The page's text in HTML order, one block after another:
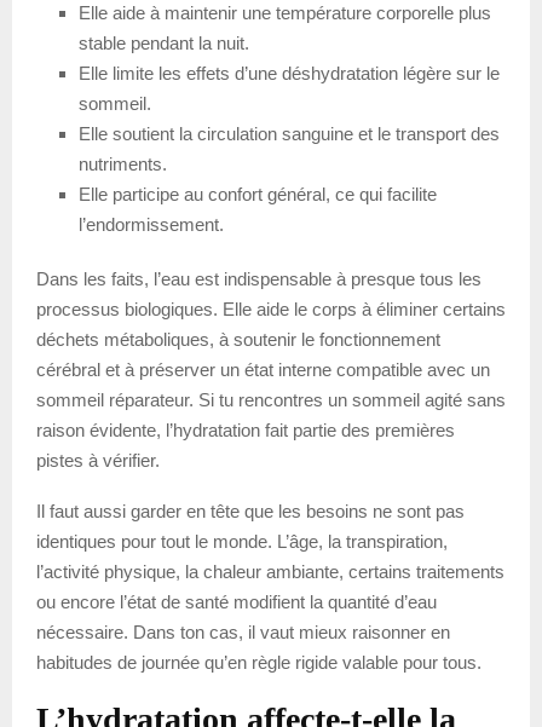
Elle aide à maintenir une température corporelle plus
stable pendant la nuit.
Elle limite les effets d’une déshydratation légère sur le
sommeil.
Elle soutient la circulation sanguine et le transport des
nutriments.
Elle participe au confort général, ce qui facilite
l’endormissement.
Dans les faits, l’eau est indispensable à presque tous les
processus biologiques. Elle aide le corps à éliminer certains
déchets métaboliques, à soutenir le fonctionnement
cérébral et à préserver un état interne compatible avec un
sommeil réparateur. Si tu rencontres un sommeil agité sans
raison évidente, l’hydratation fait partie des premières
pistes à vérifier.
Il faut aussi garder en tête que les besoins ne sont pas
identiques pour tout le monde. L’âge, la transpiration,
l’activité physique, la chaleur ambiante, certains traitements
ou encore l’état de santé modifient la quantité d’eau
nécessaire. Dans ton cas, il vaut mieux raisonner en
habitudes de journée qu’en règle rigide valable pour tous.
L’hydratation affecte-t-elle la